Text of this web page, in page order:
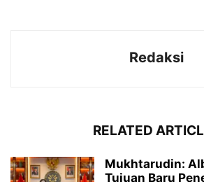
Redaksi
RELATED
Mukhtarudin:
Tujuan Baru